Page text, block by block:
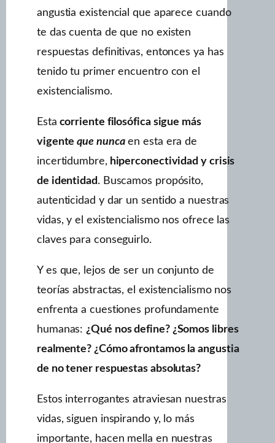
angustia existencial que aparece cuando
te das cuenta de que no existen
respuestas definitivas, entonces ya has
tenido tu primer encuentro con el
existencialismo.
Esta corriente filosófica sigue más
vigente que nuncaen esta era de
incertidumbre, hiperconectividad y crisis
de identidad. Buscamos propósito,
autenticidad y dar un sentido a nuestras
vidas, y el existencialismo nos ofrece las
claves para conseguirlo.
Y es que, lejos de ser un conjunto de
teorías abstractas, el existencialismo nos
enfrenta a cuestiones profundamente
humanas:¿Qué nos define? ¿Somos libres
realmente? ¿Cómo afrontamos la angustia
de no tener respuestas absolutas?
Estos interrogantes atraviesan nuestras
vidas, siguen inspirando y, lo más
importante, hacen mella en nuestras